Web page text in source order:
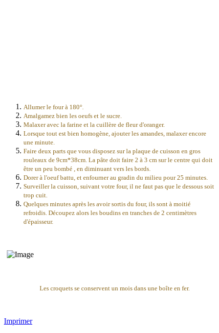
Allumer le four à 180°.
Amalgamez bien les oeufs et le sucre.
Malaxer avec la farine et la cuillère de fleur d'oranger.
Lorsque tout est bien homogène, ajouter les amandes, malaxer encore
une minute.
Faire deux parts que vous disposez sur la plaque de cuisson en gros
rouleaux de 9cm*38cm. La pâte doit faire 2 à 3 cm sur le centre qui doit
être un peu bombé , en diminuant vers les bords.
Dorer à l'oeuf battu, et enfourner au gradin du milieu pour 25 minutes.
Surveiller la cuisson, suivant votre four, il ne faut pas que le dessous soit
trop cuit.
Quelques minutes après les avoir sortis du four, ils sont à moitié
refroidis. Découpez alors les boudins en tranches de 2 centimètres
d'épaisseur.
Les croquets se conservent un mois dans une boîte en fer.
Imprimer